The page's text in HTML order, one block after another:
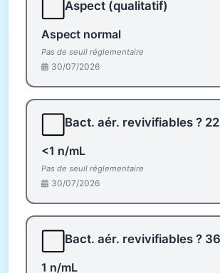
Aspect (qualitatif)
Aspect normal
Pas de seuil réglementaire
30/07/2026
Bact. aér. revivifiables ?
<1 n/mL
Pas de seuil réglementaire
30/07/2026
Bact. aér. revivifiables ?
1 n/mL